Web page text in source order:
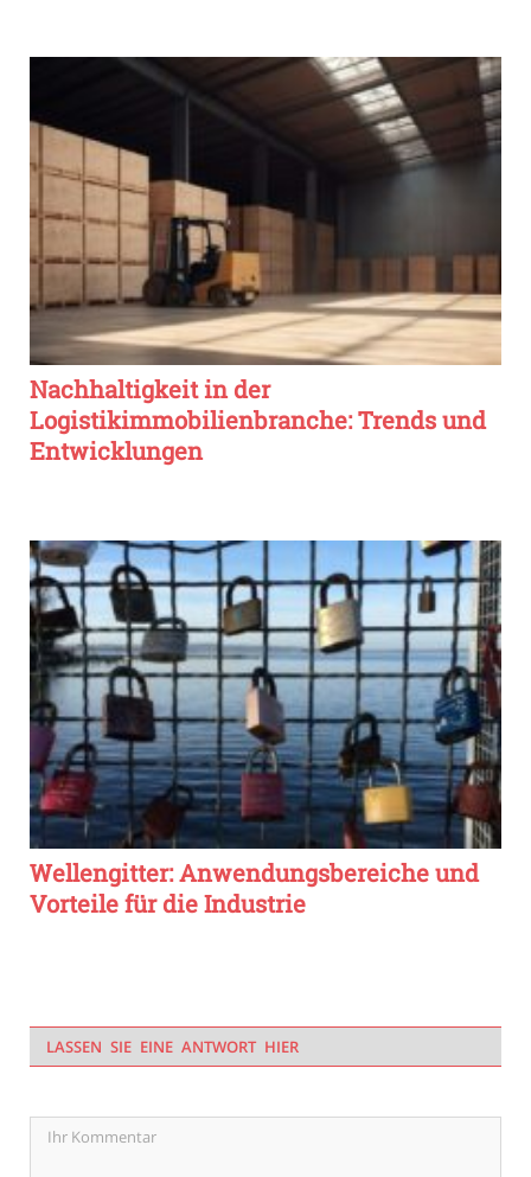
Nachhaltigkeit in der
Logistikimmobilienbranche: Trends und
Entwicklungen
Wellengitter: Anwendungsbereiche und
Vorteile für die Industrie
LASSEN SIE EINE ANTWORT HIER